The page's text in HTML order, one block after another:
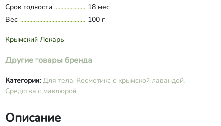
Срок годности
18 мес
Вес
100 г
Крымский Лекарь
Другие товары бренда
Категории: Для тела, Косметика с крымской лавандой,
Средства с маклюрой
Описание